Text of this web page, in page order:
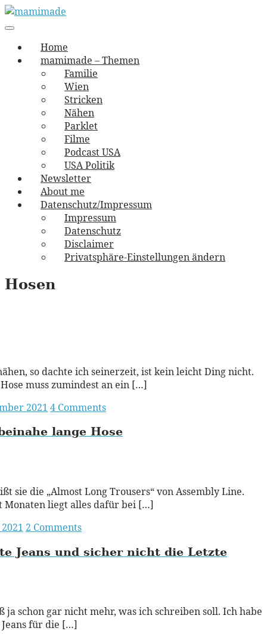
Skip
to
mamimade
vernäht und zugetextet
navigation
Menu
Home
mamimade – Themen
Familie
Wien
Stricken
Nähen
Parklet
Filme
Podcast USA
USA Politik
Newsletter
About me
Datenschutz/Impressum
Impressum
Datenschutz
Disclaimer
Privatsphäre-Einstellungen ändern
Hosen
so dachte ich seinerzeit, ist kein leicht Ding nicht.
muss zumindest an ein […]
2021 4 Comments
lange Hose
sie die „Almost Long Trousers“ von Assembly Line.
Monaten liegt alles dafür bei […]
2 Comments
Jeans und sicher nicht die Letzte
ja schon gar nicht mehr, was ich schreiben soll. Ich habe
Jeans für die […]